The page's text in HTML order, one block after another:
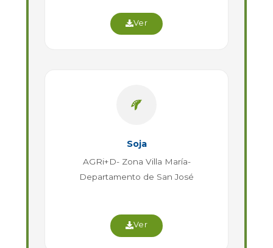
Ver
Soja
AGRi+D- Zona Villa María-
Departamento de San José
Ver